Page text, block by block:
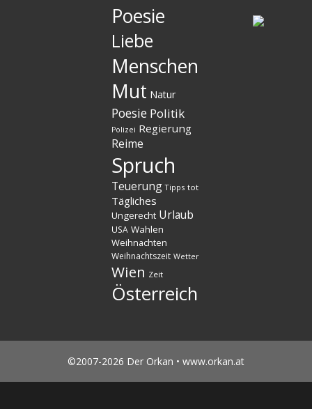
Poesie
Liebe
Menschen
Mut Natur
Poesie Politik
Polizei Regierung
Reime
Spruch
Teuerung Tipps tot
Tägliches
Ungerecht Urlaub
USA Wahlen
Weihnachten
Weihnachtszeit Wetter
Wien Zeit
Österreich
©2007-2026 Der Orkan • www.orkan.at